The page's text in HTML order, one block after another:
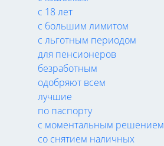
с 18 лет
с большим лимитом
с льготным периодом
для пенсионеров
безработным
одобряют всем
лучшие
по паспорту
с моментальным решением
со снятием наличных